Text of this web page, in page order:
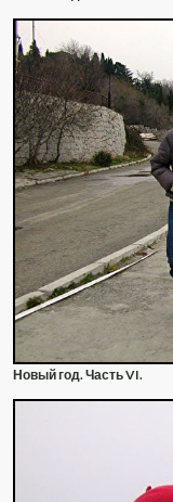
Новый год. Часть VI.